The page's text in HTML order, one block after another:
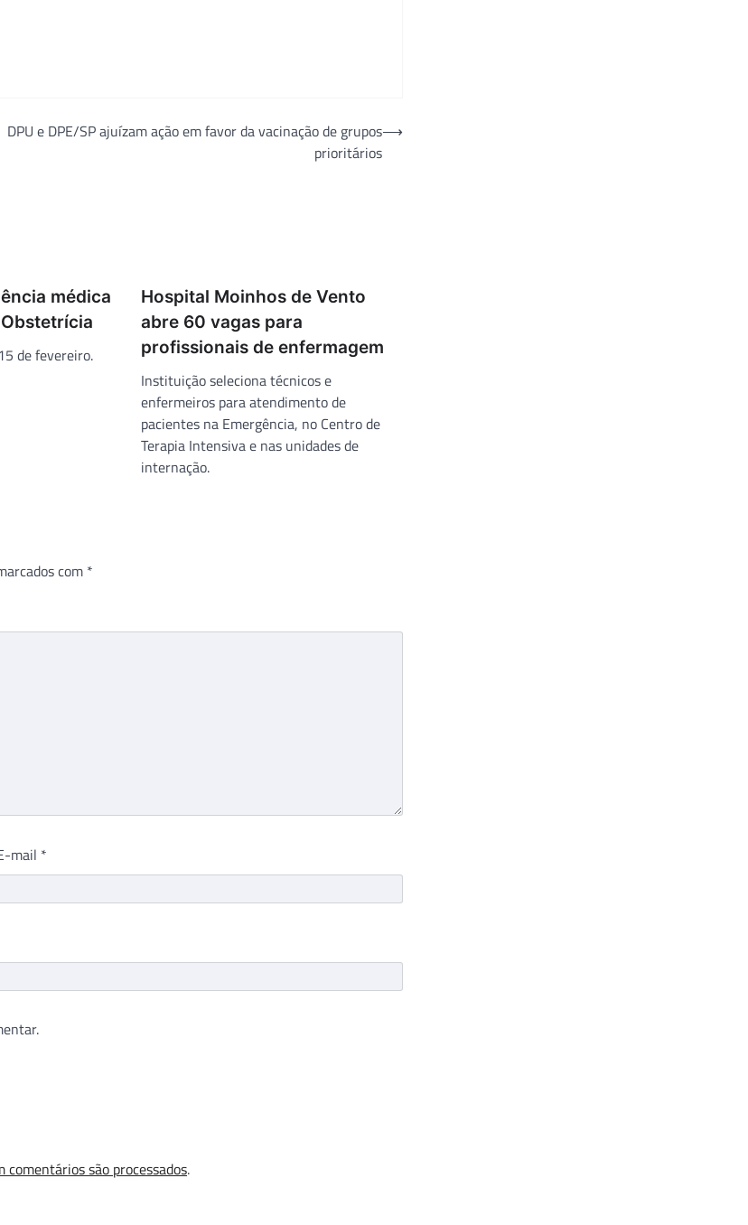
DPU e DPE/SP ajuízam ação em favor da vacinação de grupos
prioritários
⟶
médica
de fevereiro.
Hospital Moinhos de Vento
abre 60 vagas para
profissionais de enfermagem
Instituição seleciona técnicos e
enfermeiros para atendimento de
pacientes na Emergência, no Centro de
Terapia Intensiva e nas unidades de
internação.
com *
mail *
comentários são processados.